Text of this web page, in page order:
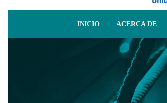
INICIO ACERCA DE